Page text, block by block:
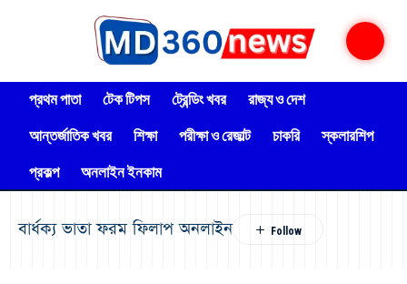
প্রথম পাতা টেক টিপস ট্রেন্ডিং খবর
রাজ্য ও দেশ
আন্তর্জাতিক খবর
শিক্ষা পরীক্ষা ও রেজাল্ট চাকরি
স্কলারশিপ
প্রকল্প
অনলাইন ইনকাম
বার্ধক্য ভাতা ফরম ফিলাপ অনলাইন